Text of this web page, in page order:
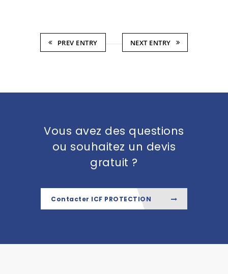
PREV ENTRY NEXT ENTRY
Vous avez des questions
ou souhaitez un devis
gratuit ?
Contacter ICF PROTECTION